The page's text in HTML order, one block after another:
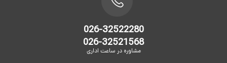
026-32522280
026-32521568
مشاوره در ساعت اداری